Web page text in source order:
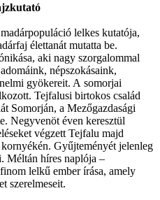
lelkes kutatója,
élettanát mutatta be.
aki nagy szorgalommal
népszokásaink,
gyökereit. A somorjai
Tejfalusi birtokos család
Somorján, a Mezőgazdasági
Negyvenöt éven keresztül
végzett Tejfalu majd
Gyűjteményét jelenleg
Méltán híres naplója –
lelkű ember írása, amely
szerelmeseit.